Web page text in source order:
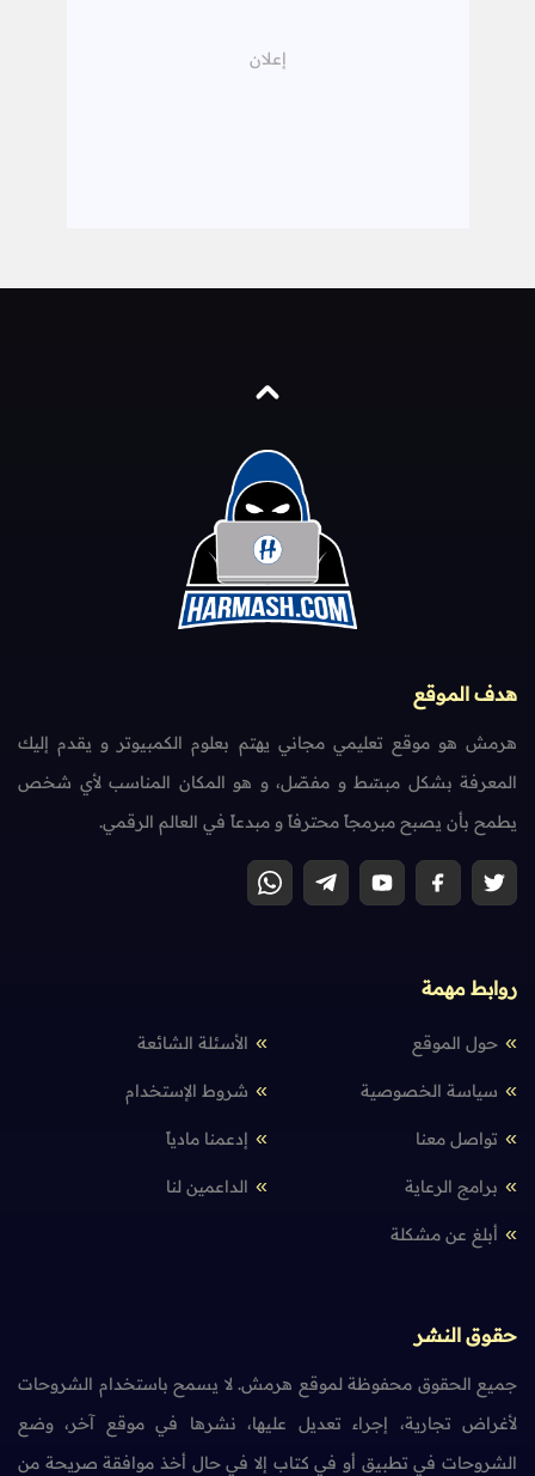
هدف الموقع
هرمش هو موقع تعليمي مجاني يهتم بعلوم الكمبيوتر و يقدم إليك
المعرفة بشكل مبسّط و مفصّل، و هو المكان المناسب لأي شخص
يطمح بأن يصبح مبرمجاً محترفاً و مبدعاً في العالم الرقمي.
روابط مهمة
حول الموقع الأسئلة الشائعة
سياسة الخصوصية شروط الإستخدام
تواصل معنا إدعمنا مادياً
برامج الرعاية الداعمين لنا
أبلغ عن مشكلة
حقوق النشر
جميع الحقوق محفوظة لموقع هرمش. لا يسمح باستخدام الشروحات
لأغراض تجارية، إجراء تعديل عليها، نشرها في موقع آخر، وضع
الشروحات في تطبيق أو في كتاب إلا في حال أخذ موافقة صريحة من